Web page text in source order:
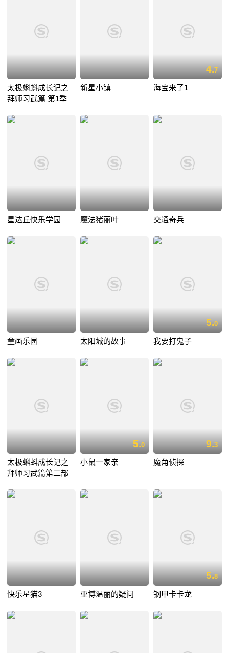
太极蝌蚪成长记之
拜师习武篇 第1季
新星小镇
4.7
海宝来了1
星达丘快乐学园 魔法猪丽叶 交通奇兵
童画乐园 太阳城的故事
5.0
我要打鬼子
太极蝌蚪成长记之
拜师习武篇第二部
5.0
小鼠一家亲
9.3
魔角侦探
快乐星猫3 亚博温丽的疑问
5.8
钢甲卡卡龙